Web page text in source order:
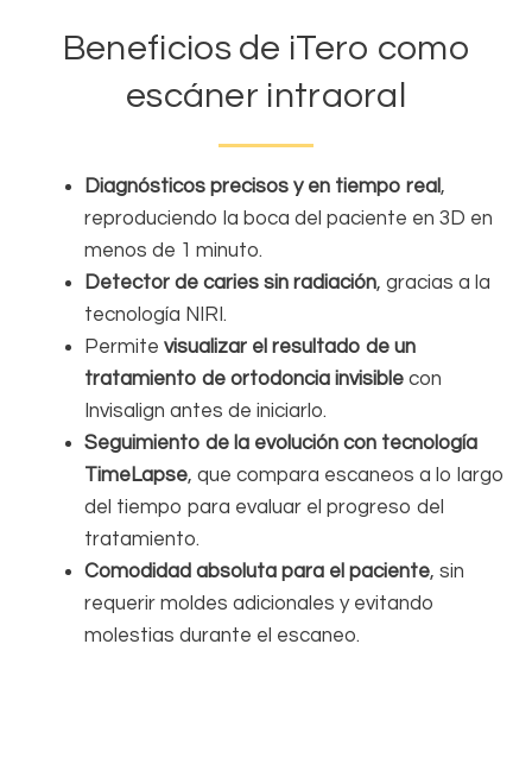
Beneficios de iTero como
escáner intraoral
Diagnósticos precisos y en tiempo real,
reproduciendo la boca del paciente en 3D en
menos de 1 minuto.
Detector de caries sin radiación, gracias a la
tecnología NIRI.
Permite visualizar el resultado de un
tratamiento de ortodoncia invisible con
Invisalign antes de iniciarlo.
Seguimiento de la evolución con tecnología
TimeLapse, que compara escaneos a lo largo
del tiempo para evaluar el progreso del
tratamiento.
Comodidad absoluta para el paciente, sin
requerir moldes adicionales y evitando
molestias durante el escaneo.